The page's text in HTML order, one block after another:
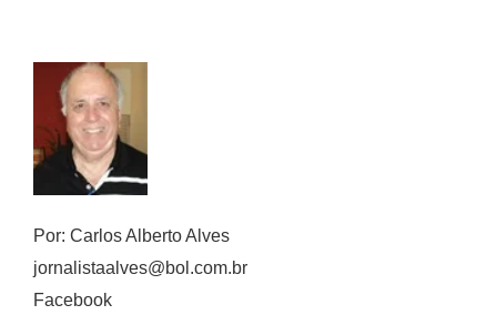
Por: Carlos Alberto Alves
jornalistaalves@bol.com.br
Facebook